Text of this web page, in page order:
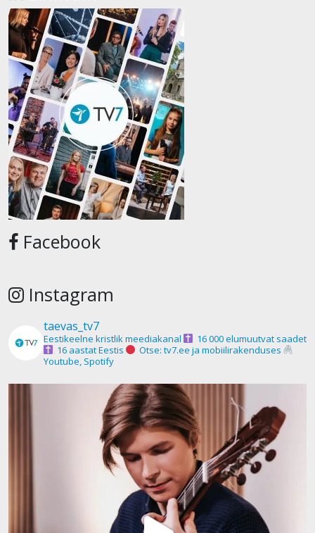
Facebook
Instagram
taevas_tv7
Eestikeelne kristlik meediakanal
16 000 elumuutvat saadet
16 aastat Eestis
Otse: tv7.ee ja mobiilirakenduses
Youtube, Spotify